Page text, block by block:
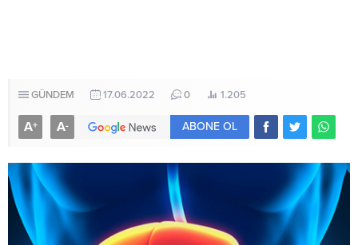
GÜNDEM 17.06.2022 0 1.205
A+ A- ABONE OL